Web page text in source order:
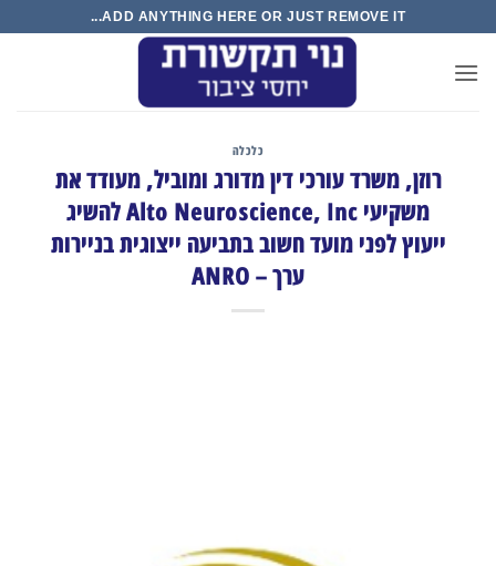
content
ADD ANYTHING HERE OR JUST REMOVE IT...
כלכלה
רוזן, משרד עורכי דין מדורג ומוביל, מעודד את
משקיעי Alto Neuroscience, Inc להשיג
ייעוץ לפני מועד חשוב בתביעה ייצוגית בניירות
ערך – ANRO